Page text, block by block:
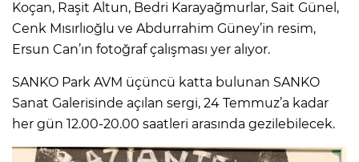
Koçan, Raşit Altun, Bedri Karayağmurlar, Sait Günel,
Cenk Mısırlıoğlu ve Abdurrahim Güney’in resim,
Ersun Can’ın fotoğraf çalışması yer alıyor.
SANKO Park AVM üçüncü katta bulunan SANKO
Sanat Galerisinde açılan sergi, 24 Temmuz’a kadar
her gün 12.00-20.00 saatleri arasında gezilebilecek.